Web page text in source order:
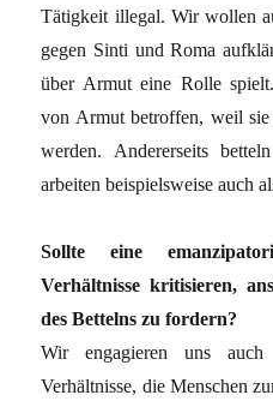
Tätigkeit illegal. Wir wollen
gegen Sinti und Roma
über Armut eine Rolle
von Armut betroffen, weil
werden. Andererseits
arbeiten beispielsweise auch
Sollte eine
Verhältnisse kritisieren,
des Bettelns zu fordern?
Wir engagieren uns auch
Verhältnisse, die Menschen